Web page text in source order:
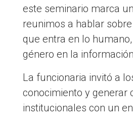
este seminario marca
reunimos a hablar
que entra en lo
género en la
La funcionaria invitó a
conocimiento y generar
institucionales con un